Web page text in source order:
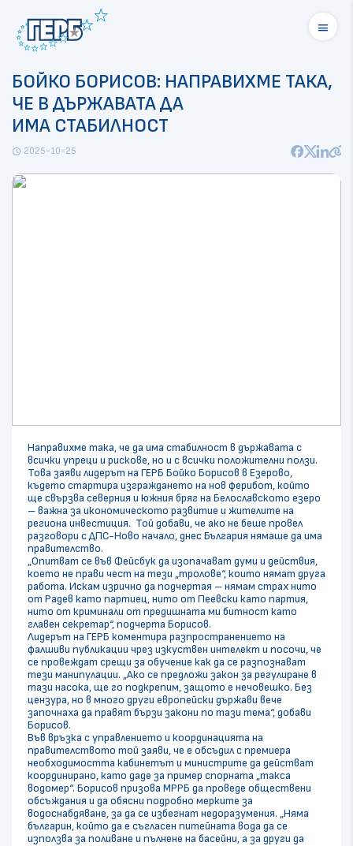
menu
БОЙКО БОРИСОВ: НАПРАВИХМЕ ТАКА,
ЧЕ В ДЪРЖАВАТА ДА
ИМА СТАБИЛНОСТ
schedule 2025-10-25
Направихме така, че да има стабилност в държавата с
всички упреци и рискове, но и с всички положителни ползи.
Това заяви лидерът на ГЕРБ Бойко Борисов в Езерово,
където стартира изграждането на нов ферибот, който
ще свързва северния и южния бряг на Белославското езеро
– важна за икономическото развитие и жителите на
региона инвестиция. Той добави, че ако не беше провел
разговори с ДПС-Ново начало, днес България нямаше да има
правителство.
„Опитват се във Фейсбук да изопачават думи и действия,
което не прави чест на тези „тролове“, които нямат друга
работа. Искам изрично да подчертая – нямам страх нито
от Радев като партиец, нито от Пеевски като партия,
нито от криминали от предишната ми битност като
главен секретар“, подчерта Борисов.
Лидерът на ГЕРБ коментира разпространението на
фалшиви публикации чрез изкуствен интелект и посочи, че
се провеждат срещи за обучение как да се разпознават
тези манипулации. „Ако се предложи закон за регулиране в
тази насока, ще го подкрепим, защото е нечовешко. Без
цензура, но в много други европейски държави вече
започнаха да правят бързи закони по тази тема“, добави
Борисов.
Във връзка с управлението и координацията на
правителството той заяви, че е обсъдил с премиера
необходимостта кабинетът и министрите да действат
координирано, като даде за пример спорната „такса
водомер“. Борисов призова МРРБ да проведе обществени
обсъждания и да обясни подробно мерките за
водоснабдяване, за да се избегнат недоразумения. „Няма
българин, който да е съгласен питейната вода да се
използва за поливане и пълнене на басейни, а за други да